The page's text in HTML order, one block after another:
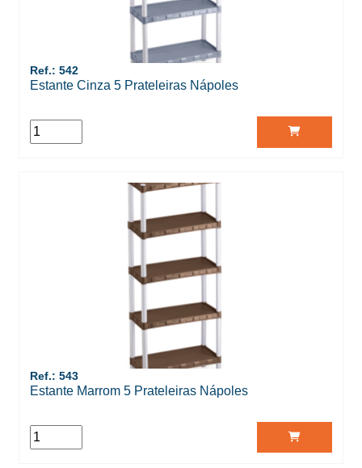
Ref.: 542
Estante Cinza 5 Prateleiras Nápoles
Ref.: 543
Estante Marrom 5 Prateleiras Nápoles